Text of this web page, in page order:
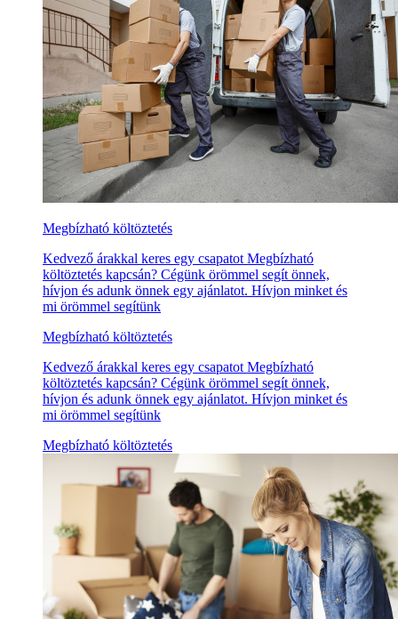
Megbízható költöztetés
Kedvező árakkal keres egy csapatot Megbízható
költöztetés kapcsán? Cégünk örömmel segít önnek,
hívjon és adunk önnek egy ajánlatot. Hívjon minket és
mi örömmel segítünk
Megbízható költöztetés
Kedvező árakkal keres egy csapatot Megbízható
költöztetés kapcsán? Cégünk örömmel segít önnek,
hívjon és adunk önnek egy ajánlatot. Hívjon minket és
mi örömmel segítünk
Megbízható költöztetés